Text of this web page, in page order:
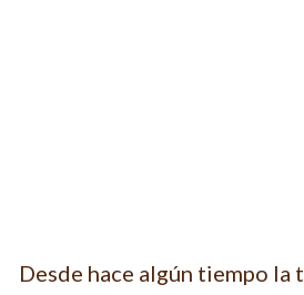
Desde hace algún tiempo la